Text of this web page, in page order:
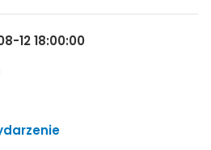
12 18:00:00